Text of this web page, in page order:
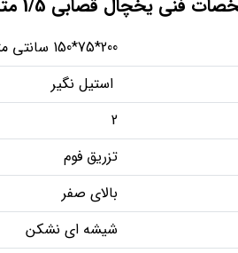
200*75*150 سانتی متر
استیل نگیر
2
تزریق فوم
بالای صفر
شیشه ای نشکن